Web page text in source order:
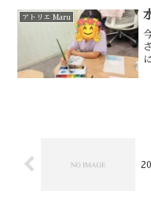
アトリエ Maru